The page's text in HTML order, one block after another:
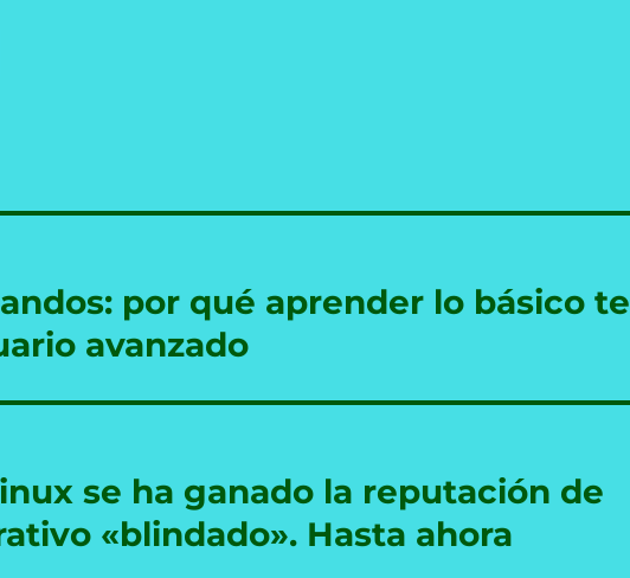
por qué aprender lo básico te
avanzado
se ha ganado la reputación de
«blindado». Hasta ahora